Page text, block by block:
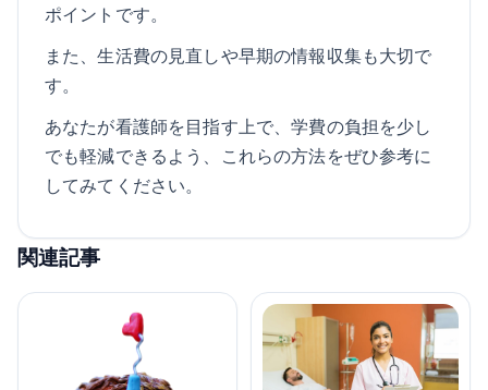
ポイントです。
また、生活費の見直しや早期の情報収集も大切で
す。
あなたが看護師を目指す上で、学費の負担を少し
でも軽減できるよう、これらの方法をぜひ参考に
してみてください。
関連記事